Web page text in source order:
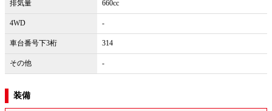
排気量 660cc
4WD -
車台番号下3桁 314
その他 -
装備